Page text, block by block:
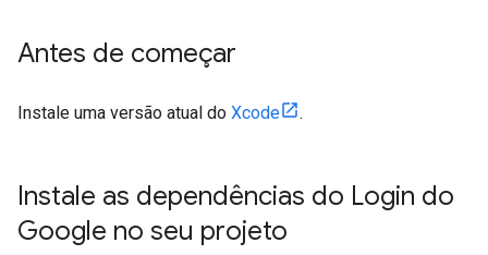
Antes de começar
Instale uma versão atual do Xcode .
Instale as dependências do Login do
Google no seu projeto